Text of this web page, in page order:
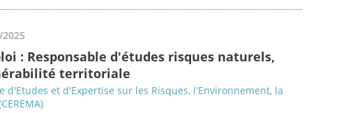
: Responsable d'études risques naturels,
territoriale
d'Etudes et d'Expertise sur les Risques, l'Environnement, la